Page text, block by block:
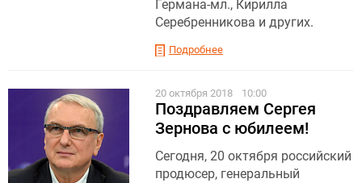
Германа-мл., Кирилла
Серебренникова и других.
Подробнее
20 октября 2018 10:00
Поздравляем Сергея
Зернова с юбилеем!
Сегодня, 20 октября российский
продюсер, генеральный